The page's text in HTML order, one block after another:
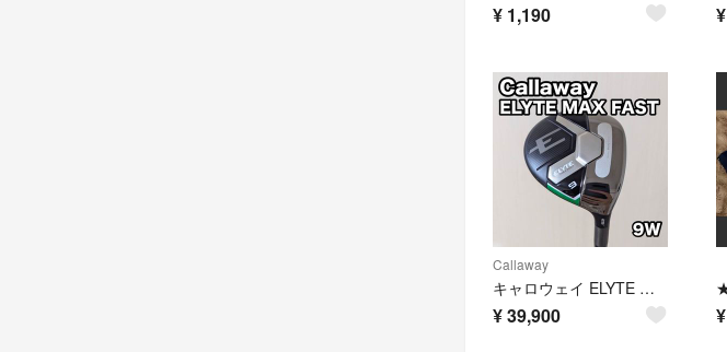
¥ 1,190 ¥
Callaway
キャロウェイ ELYTE MAX FAST 9W エリート ナインウッド
¥39,900 ¥